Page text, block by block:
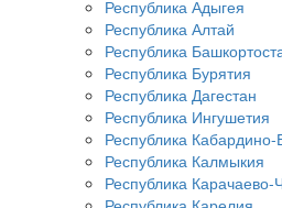
Республика Адыгея
Республика Алтай
Республика
Республика Бурятия
Республика Дагестан
Республика Ингушетия
Республика Кабардино-
Республика Калмыкия
Республика Карачаево-